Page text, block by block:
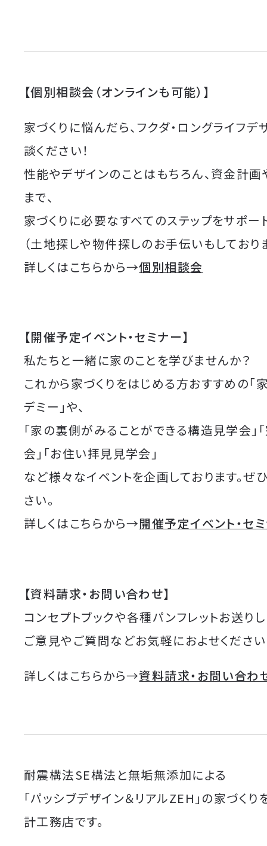
【個別相談会（オンラインも可能）】
家づくりに悩んだら、フクダ・ロングライフ
談ください！
性能やデザインのことはもちろん、資金計
まで、
家づくりに必要なすべてのステップをサポー
（土地探しや物件探しのお手伝いもしており
詳しくはこちらから→個別相談会
【開催予定イベント・セミナー】
私たちと一緒に家のことを学びませんか？
これから家づくりをはじめる方おすすめの「
デミー」や、
「家の裏側がみることができる構造見学会」
会」「お住い拝見見学会」
など様々なイベントを企画しております。ぜ
さい。
詳しくはこちらから→開催予定イベント・セ
【資料請求・お問い合わせ】
コンセプトブックや各種パンフレットお送りし
ご意見やご質問などお気軽におよせください
詳しくはこちらから→資料請求・お問い合わ
耐震構法SE構法と無垢無添加による
「パッシブデザイン＆リアルZEH」の家づく
計工務店です。